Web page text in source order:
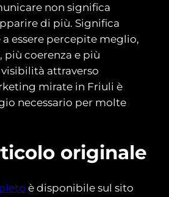
non significa
di più. Significa
essere percepite meglio,
più coerenza e più
attraverso
mirate in Friuli è
necessario per molte
originale
è disponibile sul sito